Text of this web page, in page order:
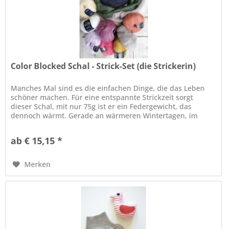
Color Blocked Schal - Strick-Set (die Strickerin)
Manches Mal sind es die einfachen Dinge, die das Leben
schöner machen. Für eine entspannte Strickzeit sorgt
dieser Schal, mit nur 75g ist er ein Federgewicht, das
dennoch wärmt. Gerade an wärmeren Wintertagen, im
ab € 15,15 *
Merken